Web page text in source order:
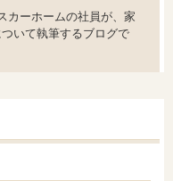
カーホームの社員が、家
いて執筆するブログで